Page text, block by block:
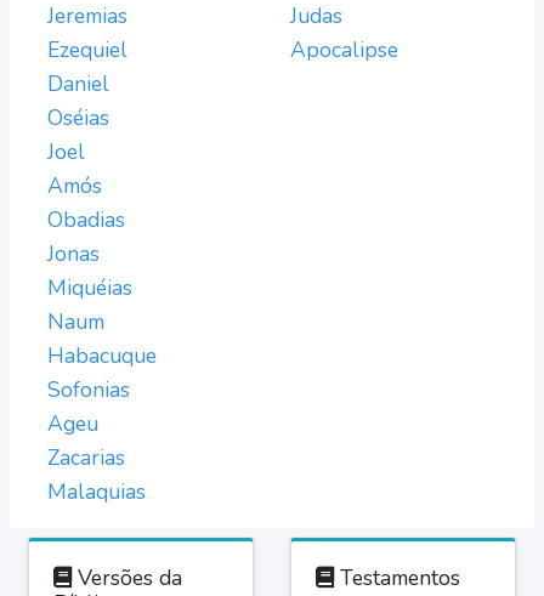
Jeremias
Ezequiel
Daniel
Oséias
Joel
Amós
Obadias
Jonas
Miquéias
Naum
Habacuque
Sofonias
Ageu
Zacarias
Malaquias
Judas
Apocalipse
Versões da
Testamentos